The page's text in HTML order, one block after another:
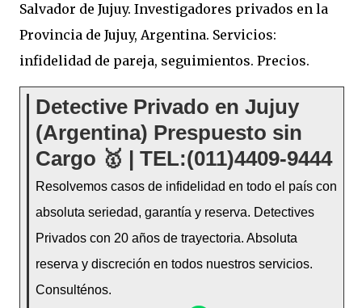
Salvador de Jujuy. Investigadores privados en la
Provincia de Jujuy, Argentina. Servicios:
infidelidad de pareja, seguimientos. Precios.
Detective Privado en Jujuy
(Argentina) Prespuesto sin
Cargo 🥇 | TEL:(011)4409-9444
Resolvemos casos de infidelidad en todo el país con
absoluta seriedad, garantía y reserva. Detectives
Privados con 20 años de trayectoria. Absoluta
reserva y discreción en todos nuestros servicios.
Consulténos.